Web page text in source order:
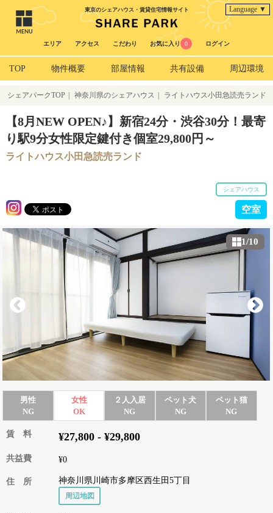
東京のシェアハウス・賃貸住宅情報サイト Language ▼
エリア アクセス こだわり お気に入り 0 ログイン
TOP 物件概要 部屋情報 共有設備 周辺環境
シェアパークTOP 神奈川県のシェアハウス ライトハウス小田急読売ランド
【8月NEW OPEN♪】新宿24分・渋谷30分！最寄
り駅9分女性限定鍵付き個室29,800円～
ライトハウス小田急読売ランド
シェアハウス
空室
1/10
男性
NG
女性
OK
２人入居
NG
ペット犬
NG
ペット猫
NG
賃 料 ¥27,800 - ¥29,800
共益費 ¥0
住 所 神奈川県川崎市多摩区西生田5丁目
周辺地図